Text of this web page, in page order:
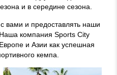
и в середине сезона.
вами и предоставлять наши
компания Sports City
и Азии как успешная
кемпа.